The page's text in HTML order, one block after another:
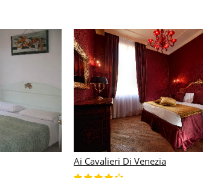
Ai Cavalieri Di Venezia